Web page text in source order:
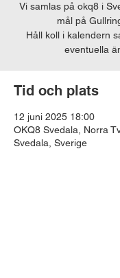
Vi samlas på okq8 i
mål på
Håll koll i kalendern
eventuella
Tid och plats
12 juni 2025 18:00
OKQ8 Svedala, Norra
Svedala, Sverige